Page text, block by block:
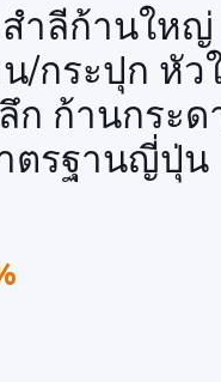
ำลีก้านใหญ่
/กระปุก หั
ก ก้านกระด
ตรฐานญี่ปุ่น